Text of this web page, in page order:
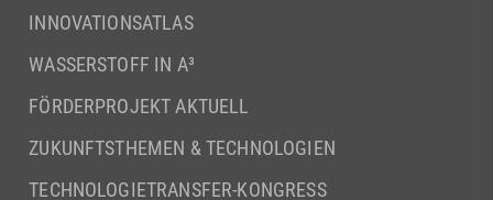
INNOVATIONSATLAS
WASSERSTOFF IN A³
FÖRDERPROJEKT AKTUELL
ZUKUNFTSTHEMEN & TECHNOLOGIEN
TECHNOLOGIETRANSFER-KONGRESS